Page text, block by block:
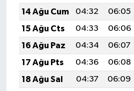
14 Ağu Cum
04:32 06:05
15 Ağu Cts
04:33 06:06
16 Ağu Paz
04:34 06:07
17 Ağu Pts
04:36 06:08
18 Ağu Sal
04:37 06:09